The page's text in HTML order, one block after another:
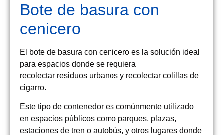
Bote de basura con
cenicero
El bote de basura con cenicero es la solución ideal
para espacios donde se requiera
recolectar residuos urbanos y recolectar colillas de
cigarro.
Este tipo de contenedor es comúnmente utilizado
en espacios públicos como parques, plazas,
estaciones de tren o autobús, y otros lugares donde